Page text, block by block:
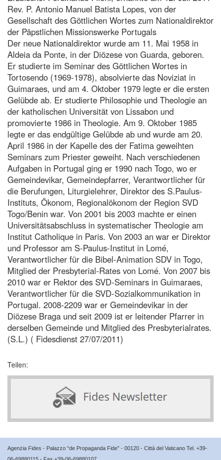
Rev. P. Antonio Manuel Batista Lopes, von der
Gesellschaft des Göttlichen Wortes zum Nationaldirektor
der Päpstlichen Missionswerke Portugals
Der neue Nationaldirektor wurde am 11. Mai 1958 in
Aldeia da Ponte, in der Diözese von Guarda, geboren.
Er studierte im Seminar des Göttlichen Wortes in
Tortosendo (1969-1978), absolvierte das Noviziat in
Guimaraes, und am 4. Oktober 1979 legte er die ersten
Gelübde ab. Er studierte Philosophie und Theologie an
der katholischen Universität von Lissabon und
promovierte 1986 in Theologie. Am 9. Oktober 1985
legte er das endgültige Gelübde ab und wurde am 20.
April 1986 in der Kapelle des der Fatima geweihten
Seminars zum Priester geweiht. Nach verschiedenen
Aufgaben in Portugal ging er 1990 nach Togo, wo er
Gemeindevikar, Gemeindepfarrer, Verantwortlicher für
die Berufungen, Liturgielehrer, Direktor des S.Paulus-
Instituts, Ökonom, Regionalökonom der Region SVD
Togo/Benin war. Von 2001 bis 2003 machte er einen
Universitätsabschluss in systematischer Theologie am
Institut Catholique in Paris. Von 2003 an war er Direktor
und Professor am S-Paulus-Institut in Lomé,
Verantwortlicher für die Bibel-Animation SDV in Togo,
Mitglied der Presbyterial-Rates von Lomé. Von 2007 bis
2010 war er Rektor des SVD-Seminars in Guimaraes,
Verantwortlicher für die SVD-Sozialkommunikation in
Portugal. 2008-2209 war er Gemeindevikar in der
Diözese Braga und seit 2009 ist er leitender Pfarrer in
derselben Gemeinde und Mitglied des Presbyterialrates.
(S.L.) ( Fidesdienst 27/07/2011)
Teilen:
Agenzia Fides - Palazzo “de Propaganda Fide” - 00120 - Città del Vaticano Tel. +39-